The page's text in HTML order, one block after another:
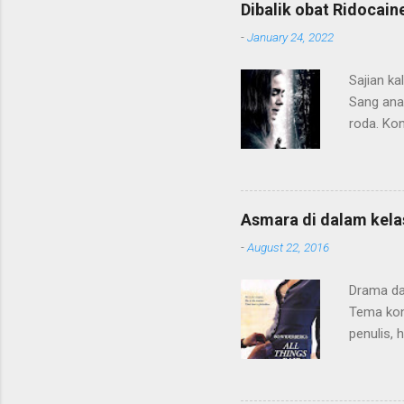
Dibalik obat
-January 24, 2022
Sajian
Sang
roda.
thriller-
didikan
baik,
Asmara di dalam
-August 22, 2016
Drama
Tema
penulis,
Alur